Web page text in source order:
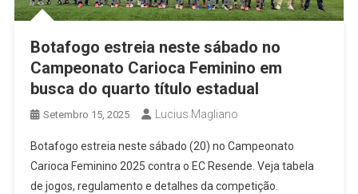
Botafogo estreia neste sábado no
Campeonato Carioca Feminino em
busca do quarto título estadual
Setembro 15, 2025 Lucius Magliano
Botafogo estreia neste sábado (20) no Campeonato
Carioca Feminino 2025 contra o EC Resende. Veja tabela
de jogos, regulamento e detalhes da competição.